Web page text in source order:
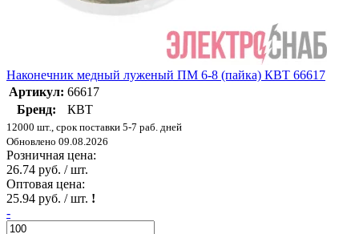
Наконечник медный луженый ПМ 6-8 (пайка) КВТ 66617
Артикул: 66617
Бренд:
КВТ
12000 шт., срок поставки 5-7 раб. дней
Обновлено 09.08.2026
Розничная цена:
26.74 руб. / шт.
Оптовая цена:
25.94 руб. / шт. !
-